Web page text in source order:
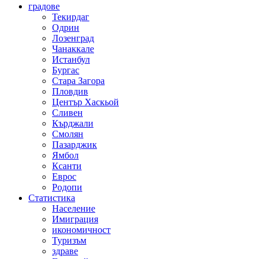
градове
Текирдаг
Одрин
Лозенград
Чанаккале
Истанбул
Бургас
Стара Загора
Пловдив
Център Хаскьой
Сливен
Кърджали
Смолян
Пазарджик
Ямбол
Ксанти
Еврос
Родопи
Статистика
Население
Имиграция
икономичност
Туризъм
здраве